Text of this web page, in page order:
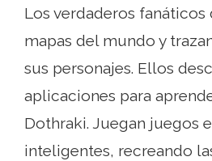
Los verdaderos fanáticos
mapas del mundo y
sus personajes. Ellos
aplicaciones para
Dothraki. Juegan juegos
inteligentes, recreando